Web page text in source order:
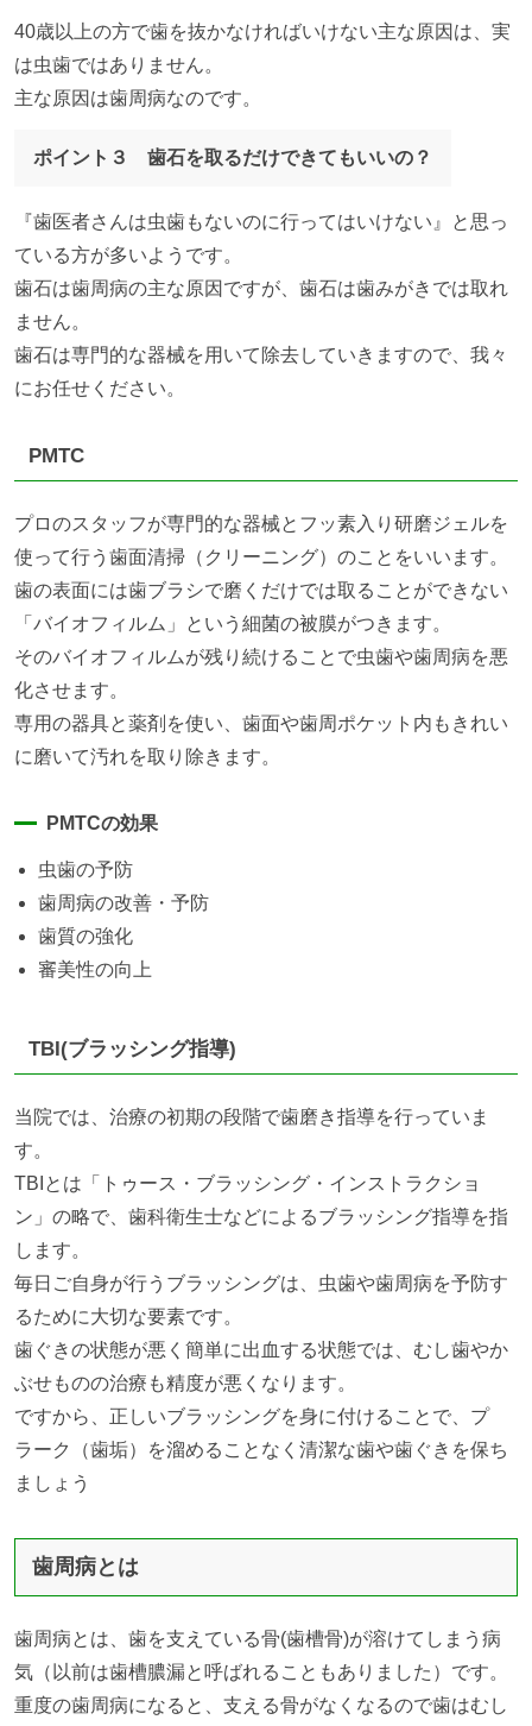
40歳以上の方で歯を抜かなければいけない主な原因は、実
は虫歯ではありません。
主な原因は歯周病なのです。
ポイント３ 歯石を取るだけできてもいいの？
『歯医者さんは虫歯もないのに行ってはいけない』と思っ
ている方が多いようです。
歯石は歯周病の主な原因ですが、歯石は歯みがきでは取れ
ません。
歯石は専門的な器械を用いて除去していきますので、我々
にお任せください。
PMTC
プロのスタッフが専門的な器械とフッ素入り研磨ジェルを
使って行う歯面清掃（クリーニング）のことをいいます。
歯の表面には歯ブラシで磨くだけでは取ることができない
「バイオフィルム」という細菌の被膜がつきます。
そのバイオフィルムが残り続けることで虫歯や歯周病を悪
化させます。
専用の器具と薬剤を使い、歯面や歯周ポケット内もきれい
に磨いて汚れを取り除きます。
PMTCの効果
虫歯の予防
歯周病の改善・予防
歯質の強化
審美性の向上
TBI(ブラッシング指導)
当院では、治療の初期の段階で歯磨き指導を行っていま
す。
TBIとは「トゥース・ブラッシング・インストラクショ
ン」の略で、歯科衛生士などによるブラッシング指導を指
します。
毎日ご自身が行うブラッシングは、虫歯や歯周病を予防す
るために大切な要素です。
歯ぐきの状態が悪く簡単に出血する状態では、むし歯やか
ぶせものの治療も精度が悪くなります。
ですから、正しいブラッシングを身に付けることで、プ
ラーク（歯垢）を溜めることなく清潔な歯や歯ぐきを保ち
ましょう
歯周病とは
歯周病とは、歯を支えている骨(歯槽骨)が溶けてしまう病
気（以前は歯槽膿漏と呼ばれることもありました）です。
重度の歯周病になると、支える骨がなくなるので歯はむし